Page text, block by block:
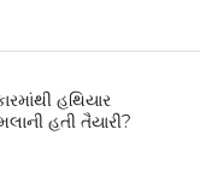
હથિયાર
હતી તૈયારી?